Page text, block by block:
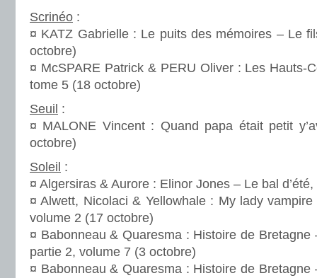
Scrinéo :
¤ KATZ Gabrielle : Le puits des mémoires – Le
octobre)
¤ McSPARE Patrick & PERU Oliver : Les Hauts-
tome 5 (18 octobre)
Seuil :
¤ MALONE Vincent : Quand papa était petit
octobre)
Soleil :
¤ Algersiras & Aurore : Elinor Jones – Le bal
¤ Alwett, Nicolaci & Yellowhale : My lady
volume 2 (17 octobre)
¤ Babonneau & Quaresma : Histoire de
partie 2, volume 7 (3 octobre)
¤ Babonneau & Quaresma : Histoire de